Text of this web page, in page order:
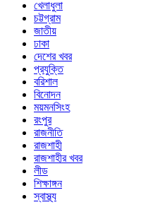
খেলাধুলা
চট্টগ্রাম
জাতীয়
ঢাকা
দেশের খবর
প্রযুক্তি
বরিশাল
বিনোদন
ময়মনসিংহ
রংপুর
রাজনীতি
রাজশাহী
রাজশাহীর খবর
লীড
শিক্ষাঙ্গন
স্বাস্থ্য